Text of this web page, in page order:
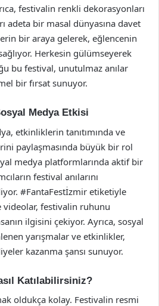
festivalin renkli dekorasyonları
adeta bir masal dünyasına davet
bir araya gelerek, eğlencenin
Herkesin gülümseyerek
bu festival, unutulmaz anılar
bir fırsat sunuyor.
Medya Etkisi
etkinliklerin tanıtımında ve
paylaşmasında büyük bir rol
medya platformlarında aktif bir
festival anılarını
#FantaFestİzmir etiketiyle
videolar, festivalin ruhunu
ilgisini çekiyor. Ayrıca, sosyal
yarışmalar ve etkinlikler,
kazanma şansı sunuyor.
Katılabilirsiniz?
oldukça kolay. Festivalin resmi